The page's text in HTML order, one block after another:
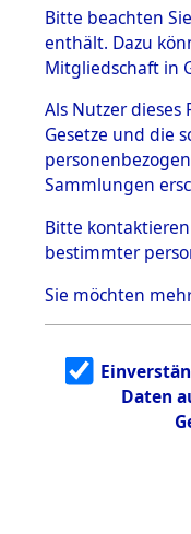
BESTÄNDE
1.
mente
5.
5.3
5.3.1
zu
en
5.3.2
g
5.3.3
Bitte beachten
enthält. Dazu
Mitgliedschaft in
Als Nutzer dieses
Gesetze und die
Sammlungen
Bitte kontaktieren
bestimmter
Sie möchten
Daten